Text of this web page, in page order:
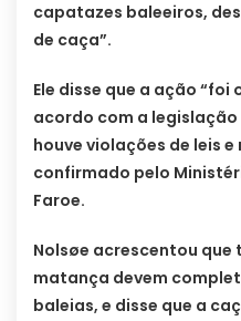
capatazes baleeiros,
de caça”.
Ele disse que a ação
acordo com a legislação
houve violações de leis
confirmado pelo
Faroe.
Nolsøe acrescentou que
matança devem
baleias, e disse que a